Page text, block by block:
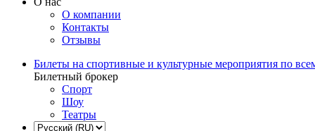
О компании
Контакты
Отзывы
Билеты на спортивные и культурные мероприятия по
Билетный брокер
Спорт
Шоу
Театры